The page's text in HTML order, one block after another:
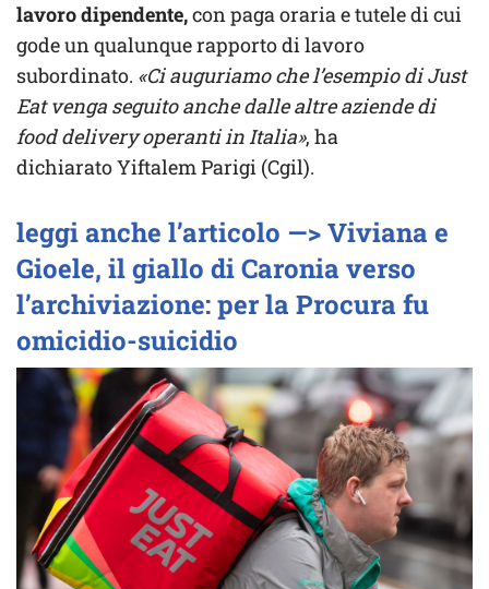
lavoro dipendente,con paga oraria e tutele di cui
gode un qualunque rapporto di lavoro
subordinato. «Ci auguriamo che l’esempio di Just
Eat venga seguito anche dalle altre aziende di
food delivery operanti in Italia», ha
dichiarato Yiftalem Parigi (Cgil).
leggi anche l’articolo —> Viviana e
Gioele, il giallo di Caronia verso
l’archiviazione: per la Procura fu
omicidio-suicidio